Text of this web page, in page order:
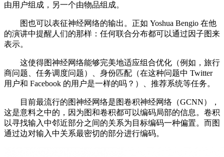
由用户组成，另一个由物品组成。
图也可以表征神经网络的输出。正如 Yoshua Bengio 在他
的演讲中提醒人们的那样：任何联合分布都可以通过因子图来
表示。
这使得图神经网络能够完美地适应组合优化（例如，旅行
商问题、任务调度问题）、身份匹配（在这种问题中 Twitter
用户和 Facebook 的用户是一样的吗？）、推荐系统等任务。
目前最流行的图神经网络是图卷积神经网络（GCNN），
这是意料之中的，因为图和卷积都可以编码局部的信息。卷积
以寻找输入中邻近部分之间的关系为目标编码一种偏置。而图
通过边对输入中关系最密切的部分进行编码。